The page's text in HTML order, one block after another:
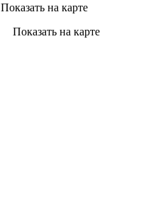
Показать на карте
Показать на карте